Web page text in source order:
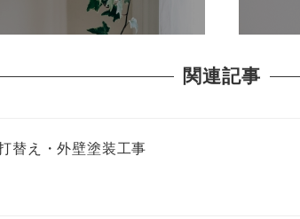
関連記事
え・外壁塗装工事